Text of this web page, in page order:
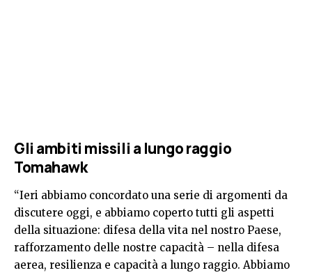
Gli ambiti missili a lungo raggio
Tomahawk
“Ieri abbiamo concordato una serie di argomenti da
discutere oggi, e abbiamo coperto tutti gli aspetti
della situazione: difesa della vita nel nostro Paese,
rafforzamento delle nostre capacità – nella difesa
aerea, resilienza e capacità a lungo raggio. Abbiamo